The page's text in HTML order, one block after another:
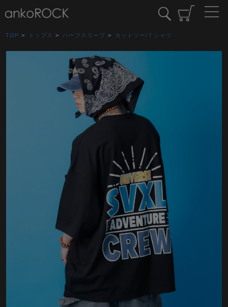
TOP > トップス > ハーフスリーブ > カットソー/Ｔシャツ